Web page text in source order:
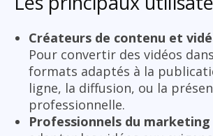
Créateurs de contenu et
Pour convertir des vidéos
formats adaptés à la
ligne, la diffusion, ou la
professionnelle.
Professionnels du marketing